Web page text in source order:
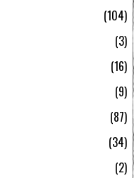
104
3
16
9
87
34
2